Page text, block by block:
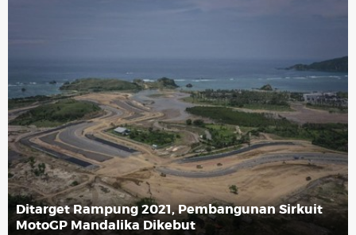
Ditarget Rampung 2021, Pembangunan Sirkuit
MotoGP Mandalika Dikebut